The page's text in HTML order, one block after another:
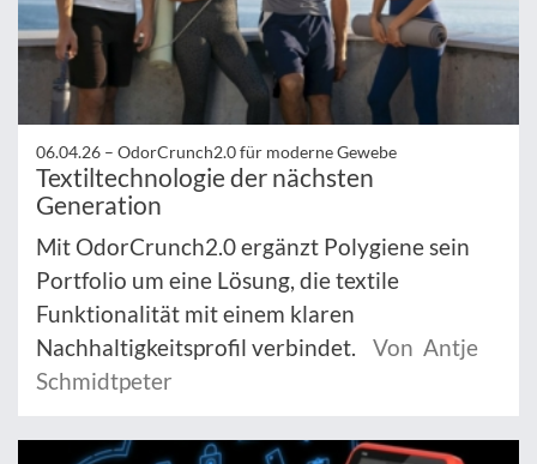
06.04.26 – OdorCrunch2.0 für moderne Gewebe
Textiltechnologie der nächsten
Generation
Mit OdorCrunch2.0 ergänzt Polygiene sein
Portfolio um eine Lösung, die textile
Funktionalität mit einem klaren
Nachhaltigkeitsprofil verbindet.
Von Antje
Schmidtpeter